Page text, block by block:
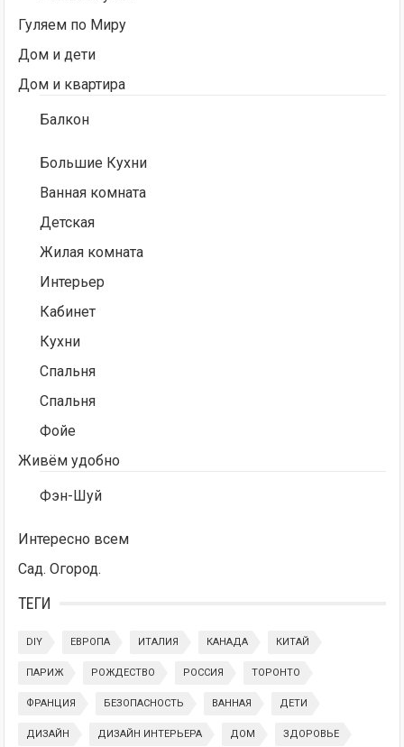
Гуляем по Миру
Дом и дети
Дом и квартира
Балкон
Большие Кухни
Ванная комната
Детская
Жилая комната
Интерьер
Кабинет
Кухни
Спальня
Спальня
Фойе
Живём удобно
Фэн-Шуй
Интересно всем
Сад. Огород.
ТЕГИ
DIY ЕВРОПА ИТАЛИЯ КАНАДА КИТАЙ
ПАРИЖ РОЖДЕСТВО РОССИЯ ТОРОНТО
ФРАНЦИЯ БЕЗОПАСНОСТЬ ВАННАЯ ДЕТИ
ДИЗАЙН ДИЗАЙН ИНТЕРЬЕРА ДОМ ЗДОРОВЬЕ